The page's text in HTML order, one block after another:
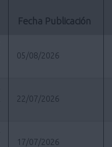
Fecha Publicación
05/08/2026
22/07/2026
17/07/2026